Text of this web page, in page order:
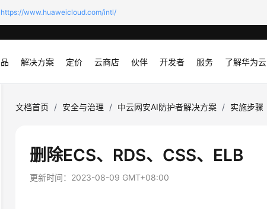
https://www.huaweicloud.com/intl/
解决方案 定价 云商店 伙伴 开发者 服务 了解华为云
文档首页 / 安全与治理 / 中云网安AI防护者解决方案 / 实施步骤
删除ECS、RDS、CSS、ELB
更新时间： 2023-08-09 GMT+08:00